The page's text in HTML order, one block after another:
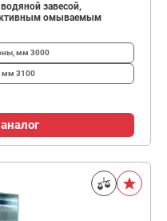
завесой,
омываемым
мм 3000
мм 3100